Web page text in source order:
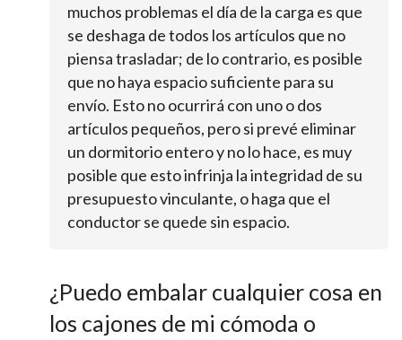
muchos problemas el día de la carga es que
se deshaga de todos los artículos que no
piensa trasladar; de lo contrario, es posible
que no haya espacio suficiente para su
envío. Esto no ocurrirá con uno o dos
artículos pequeños, pero si prevé eliminar
un dormitorio entero y no lo hace, es muy
posible que esto infrinja la integridad de su
presupuesto vinculante, o haga que el
conductor se quede sin espacio.
¿Puedo embalar cualquier cosa en
los cajones de mi cómoda o